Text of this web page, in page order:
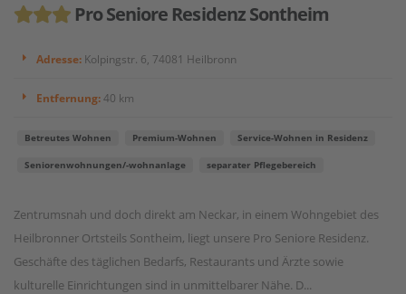
Pro Seniore Residenz Sontheim
Adresse: Kolpingstr. 6, 74081 Heilbronn
Entfernung:40 km
Betreutes Wohnen Premium-Wohnen Service-Wohnen in Residenz
Seniorenwohnungen/-wohnanlage separater Pflegebereich
Zentrumsnah und doch direkt am Neckar, in einem Wohngebiet des
Heilbronner Ortsteils Sontheim, liegt unsere Pro Seniore Residenz.
Geschäfte des täglichen Bedarfs, Restaurants und Ärzte sowie
kulturelle Einrichtungen sind in unmittelbarer Nähe. D...